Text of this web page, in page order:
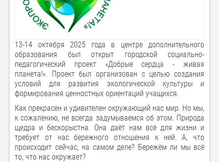
13-14 октября 2025 года в центре дополнительного
образования был открыт городской социально-
педагогический проект «Добрые сердца - живая
планета!». Проект был организован с целью создания
условий для развития экологической культуры и
формирования ценностных ориентаций учащихся.
Как прекрасен и удивителен окружающий нас мир. Но мы,
к сожалению, не всегда задумываемся об этом. Природа
щедра и бескорыстна. Она даёт нам всё для жизни и
требует от нас бережного отношения к ней. А, что
происходит сейчас, на самом деле? Бережём ли мы всё
то, что нас окружает?